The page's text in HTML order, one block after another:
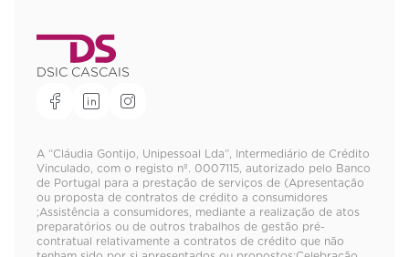
DSIC CASCAIS
A “Cláudia Gontijo, Unipessoal Lda”, Intermediário de Crédito
Vinculado, com o registo nº. 0007115, autorizado pelo Banco
de Portugal para a prestação de serviços de (Apresentação
ou proposta de contratos de crédito a consumidores
;Assistência a consumidores, mediante a realização de atos
preparatórios ou de outros trabalhos de gestão pré-
contratual relativamente a contratos de crédito que não